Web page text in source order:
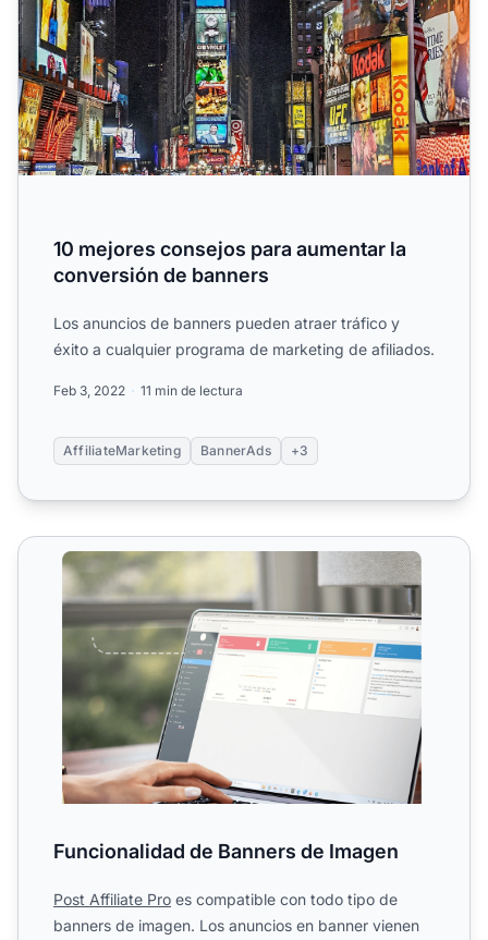
10 mejores consejos para aumentar la
conversión de banners
Los anuncios de banners pueden atraer tráfico y
éxito a cualquier programa de marketing de afiliados.
Feb 3, 2022 11 min de lectura
AffiliateMarketing BannerAds +3
Funcionalidad de Banners de Imagen
Funcionalidad de Banners de Imagen
Post Affiliate Pro es compatible con todo tipo de
banners de imagen. Los anuncios en banner vienen